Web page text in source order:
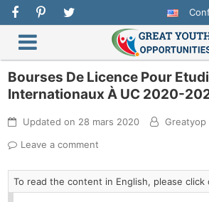
Bourses De Licence Pour
Internationaux À UC 2020-
Updated on 28 mars 2020
Greatyop
Leave a comment
To read the content in English, please